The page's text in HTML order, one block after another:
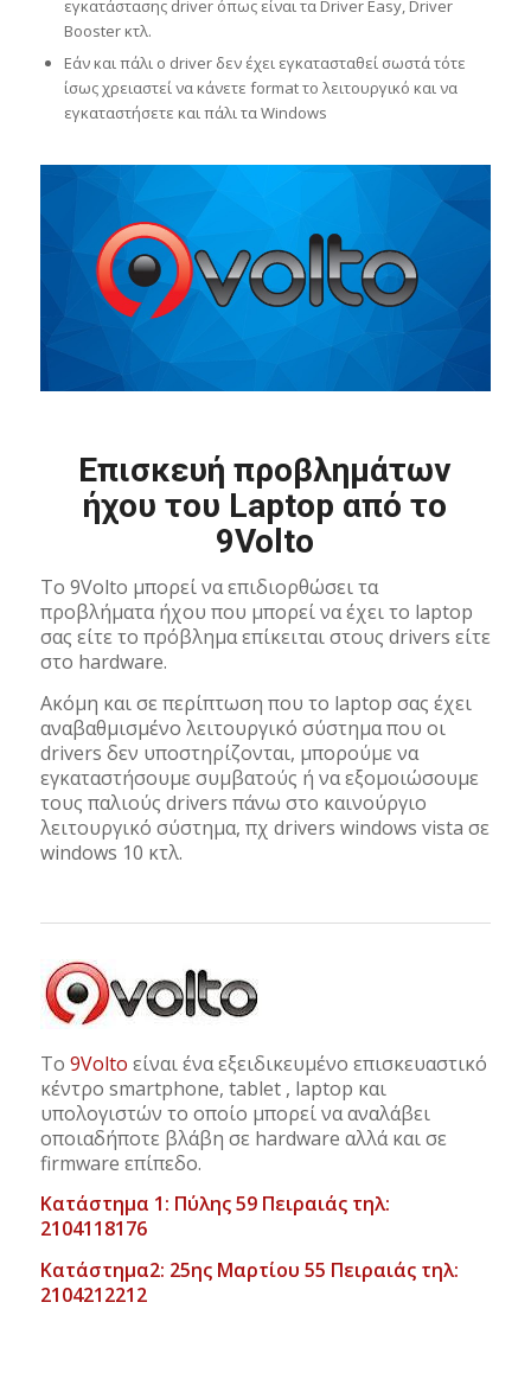
εγκατάστασης driver όπως είναι τα Driver Easy, Driver
Booster κτλ.
Εάν και πάλι ο driver δεν έχει εγκατασταθεί σωστά τότε
ίσως χρειαστεί να κάνετε format το λειτουργικό και να
εγκαταστήσετε και πάλι τα Windows
Επισκευή προβλημάτων
ήχου του Laptop από το
9Volto
To 9Volto μπορεί να επιδιορθώσει τα
προβλήματα ήχου που μπορεί να έχει το laptop
σας είτε το πρόβλημα επίκειται στους drivers είτε
στο hardware.
Ακόμη και σε περίπτωση που το laptop σας έχει
αναβαθμισμένο λειτουργικό σύστημα που οι
drivers δεν υποστηρίζονται, μπορούμε να
εγκαταστήσουμε συμβατούς ή να εξομοιώσουμε
τους παλιούς drivers πάνω στο καινούργιο
λειτουργικό σύστημα, πχ drivers windows vista σε
windows 10 κτλ.
Το 9Volto είναι ένα εξειδικευμένο επισκευαστικό
κέντρο smartphone, tablet , laptop και
υπολογιστών το οποίο μπορεί να αναλάβει
οποιαδήποτε βλάβη σε hardware αλλά και σε
firmware επίπεδο.
Κατάστημα 1: Πύλης 59 Πειραιάς τηλ:
2104118176
Κατάστημα2: 25ης Μαρτίου 55 Πειραιάς τηλ:
2104212212